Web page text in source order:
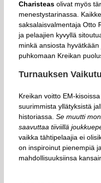
Charisteas olivat myös
menestystarinassa.
saksalaisvalmentaja Otto
ja pelaajien kyvyllä
minkä ansiosta
puhkomaan Kreikan
Turnauksen
Kreikan voitto EM-
suurimmista yllätyksistä
historiassa. Se muutti
saavuttaa tiiviillä
vaikka tähtipelaajia ei
on inspiroinut pienempiä
mahdollisuuksiinsa